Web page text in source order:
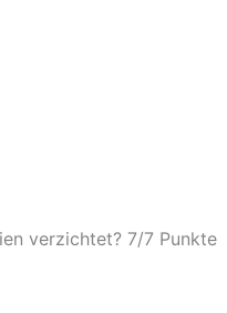
verzichtet? 7/7 Punkte